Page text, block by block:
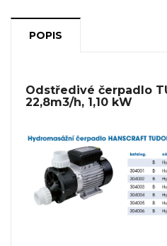
POPIS
Odstředivé čerpadlo
22,8m3/h, 1,10 kW